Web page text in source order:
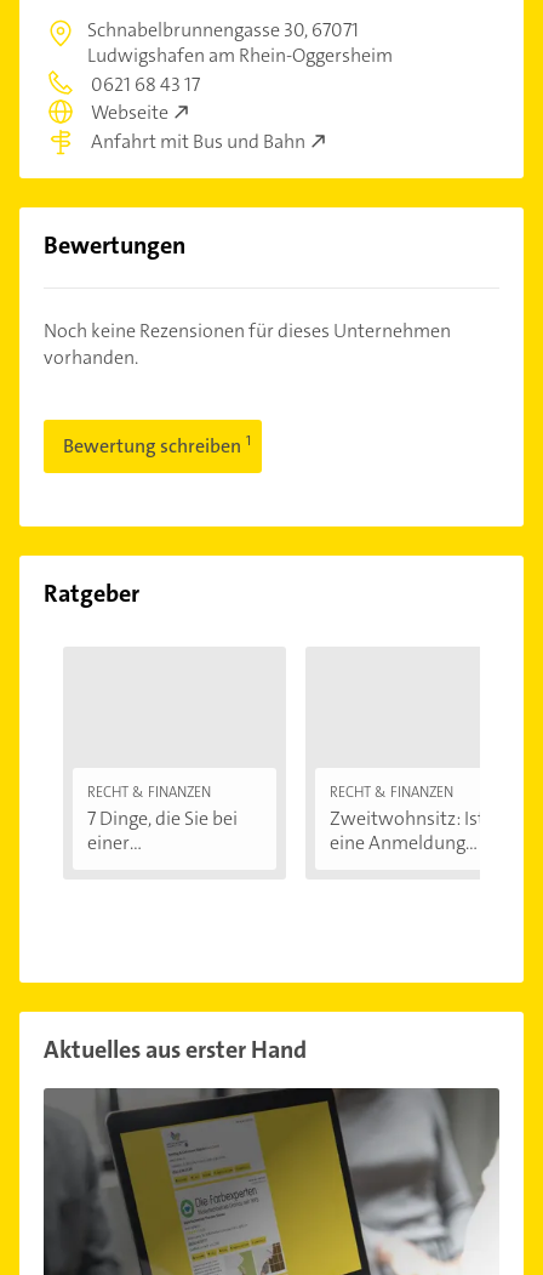
Schnabelbrunnengasse 30,67071
Ludwigshafen am Rhein-Oggersheim
0621 68 43 17
Webseite
Anfahrt mit Bus und Bahn
Bewertungen
Noch keine Rezensionen für dieses Unternehmen
vorhanden.
Bewertung schreiben
Ratgeber
RECHT & FINANZEN
7 Dinge, die Sie bei
einer
RECHT & FINANZEN
Zweitwohnsitz: Ist
eine Anmeldung...
Aktuelles aus erster Hand